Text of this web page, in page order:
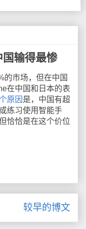
输得最惨
市场，但在中国
在中国和日本的表
原因 是，中国有超
练习使用智能手
恰恰是在这个价位
较早的博文